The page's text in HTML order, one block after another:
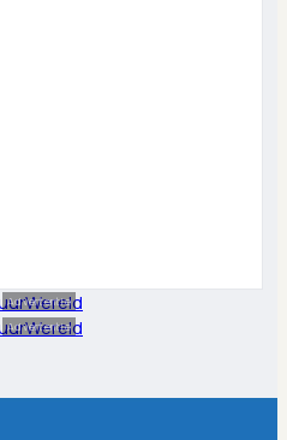
Advertentie
Advertentie